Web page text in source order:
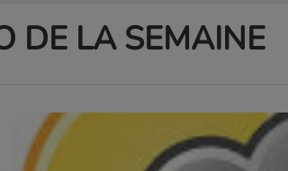
DE LA SEMAINE